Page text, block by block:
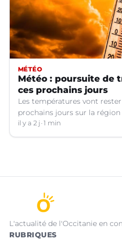
MÉTÉO
Météo : poursuite de
ces prochains jours
Les températures vont
prochains jours sur la
Languedoc.
il y a 2 j 1 min
L'actualité de l'Occitanie en
RUBRIQUES